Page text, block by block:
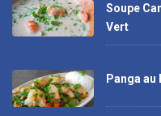
Soupe
Vert
Panga au